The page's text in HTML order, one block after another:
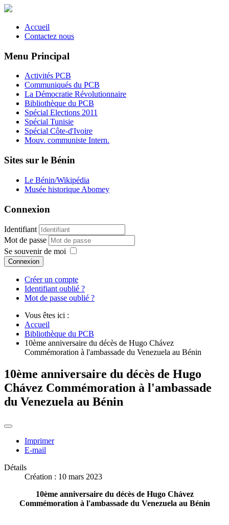
Accueil
Contactez nous
Menu Principal
Activités PCB
Communiqués du PCB
La Démocratie Révolutionnaire
Bibliothèque du PCB
Spécial Elections 2011
Spécial Tunisie
Spécial Côte-d'Ivoire
Mouv. communiste Intern.
Sites sur le Bénin
Le Bénin/Wikipédia
Musée historique Abomey
Connexion
Identifiant
Mot de passe
Se souvenir de moi
Connexion
Créer un compte
Identifiant oublié ?
Mot de passe oublié ?
Vous êtes ici :
Accueil
Bibliothèque du PCB
10ème anniversaire du décès de Hugo Chávez
Commémoration à l'ambassade du Venezuela au Bénin
10ème anniversaire du décès de Hugo
Chávez Commémoration à l'ambassade
du Venezuela au Bénin
Imprimer
E-mail
Détails
Création : 10 mars 2023
10ème anniversaire du décès de Hugo Chávez
Commémoration à l'ambassade du Venezuela au Bénin